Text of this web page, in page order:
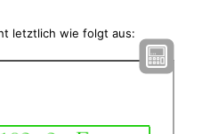
letztlich wie folgt aus: